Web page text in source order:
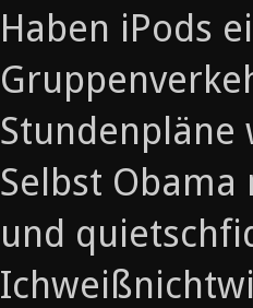
Haben iPods
Stundenpläne
Selbst
und